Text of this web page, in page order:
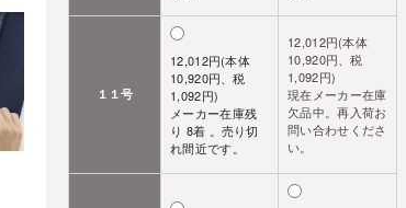
１１号
12,012円(本体
10,920円、税
1,092円)
メーカー在庫残
り 8着 。売り切
れ間近です。
12,012円(本体
10,920円、税
1,092円)
現在メーカー在庫
欠品中。再入荷お
問い合わせくださ
い。